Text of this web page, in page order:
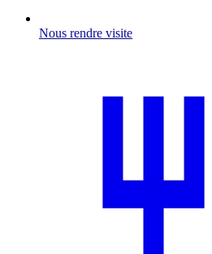
Nous rendre visite